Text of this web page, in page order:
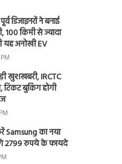
डिजाइनरों ने बनाई
100 किमी से ज्यादा
अनोखी EV
खुशखबरी, IRCTC
टिकट बुकिंग होगी
Samsung का नया
2799 रुपये के फायदे